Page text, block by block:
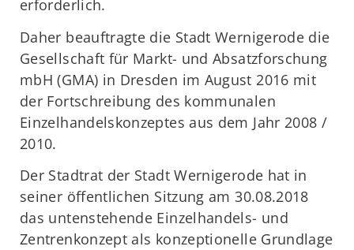
erforderlich.
Daher beauftragte die Stadt Wernigerode die
Gesellschaft für Markt- und Absatzforschung
mbH (GMA) in Dresden im August 2016 mit
der Fortschreibung des kommunalen
Einzelhandelskonzeptes aus dem Jahr 2008 /
2010.
Der Stadtrat der Stadt Wernigerode hat in
seiner öffentlichen Sitzung am 30.08.2018
das untenstehende Einzelhandels- und
Zentrenkonzept als konzeptionelle Grundlage